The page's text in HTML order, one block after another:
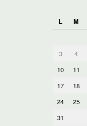
L
M
3
4
10 11
17
18
24
25
31